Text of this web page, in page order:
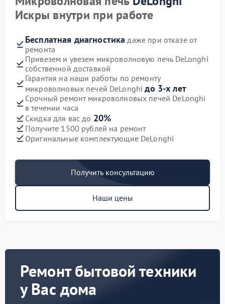
Искры внутри при работе
Бесплатная диагностика даже при отказе от
ремонта
Привезем и увезем микроволновую печь DeLonghi
собственной доставкой
Гарантия на наши работы по ремонту
микроволновых печей DeLonghiдо 3-х лет
Срочный ремонт микроволновых печей DeLonghi
в течении часа
Скидка для вас до 20%
Получите 1500 рублей на ремонт
Оригинальные комплектующие DeLonghi
Получить консультацию
Наши цены
Ремонт бытовой техники
у Вас дома